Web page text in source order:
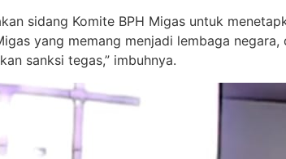
sidang Komite BPH Migas untuk
yang memang menjadi lembaga
sanksi tegas,” imbuhnya.